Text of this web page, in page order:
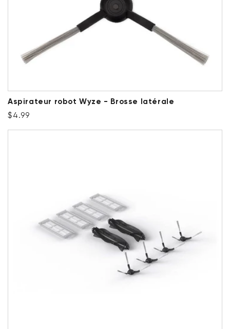
Aspirateur robot Wyze - Brosse latérale
Prix ​​régulier
$4.99